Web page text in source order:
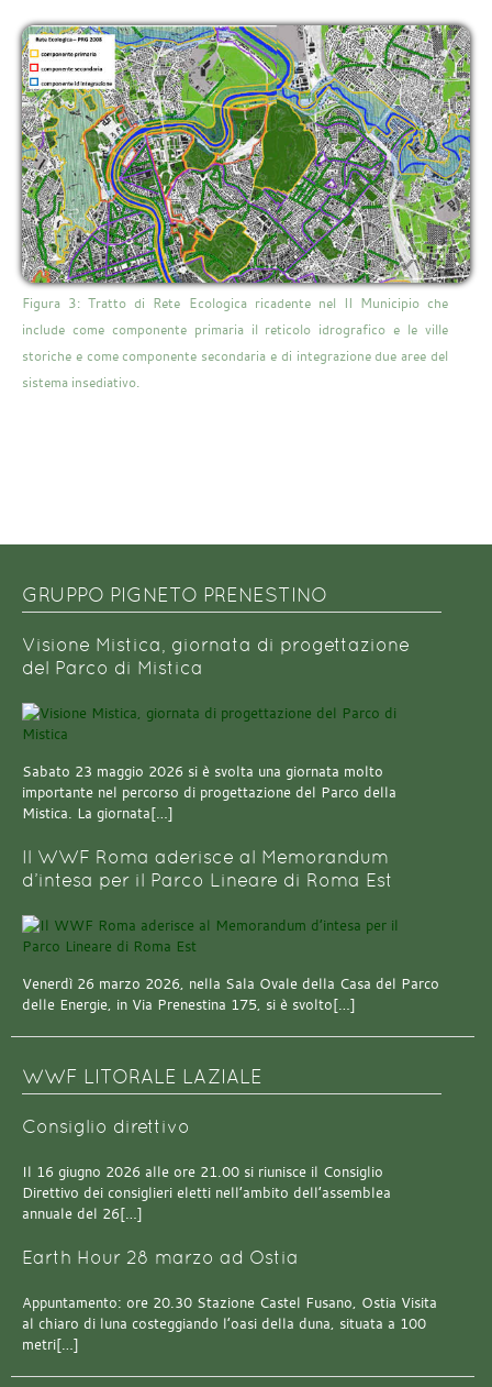
Figura 3: Tratto di Rete Ecologica ricadente nel II Municipio che
include come componente primaria il reticolo idrografico e le ville
storiche e come componente secondaria e di integrazione due aree del
sistema insediativo.
GRUPPO PIGNETO PRENESTINO
Visione Mistica, giornata di progettazione
del Parco di Mistica
Sabato 23 maggio 2026 si è svolta una giornata molto
importante nel percorso di progettazione del Parco della
Mistica. La giornata[…]
Il WWF Roma aderisce al Memorandum
d’intesa per il Parco Lineare di Roma Est
Venerdì 26 marzo 2026, nella Sala Ovale della Casa del Parco
delle Energie, in Via Prenestina 175, si è svolto[…]
WWF LITORALE LAZIALE
Consiglio direttivo
Il 16 giugno 2026 alle ore 21.00 si riunisce il Consiglio
Direttivo dei consiglieri eletti nell’ambito dell’assemblea
annuale del 26[…]
Earth Hour 28 marzo ad Ostia
Appuntamento: ore 20.30 Stazione Castel Fusano, Ostia Visita
al chiaro di luna costeggiando l’oasi della duna, situata a 100
metri[…]